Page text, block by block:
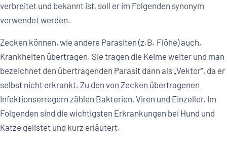
verbreitet und bekannt ist, soll er im Folgenden synonym
verwendet werden.
Zecken können, wie andere Parasiten (z.B. Flöhe) auch,
Krankheiten übertragen. Sie tragen die Keime weiter und man
bezeichnet den übertragenden Parasit dann als „Vektor“, da er
selbst nicht erkrankt. Zu den von Zecken übertragenen
Infektionserregern zählen Bakterien, Viren und Einzeller. Im
Folgenden sind die wichtigsten Erkrankungen bei Hund und
Katze gelistet und kurz erläutert.